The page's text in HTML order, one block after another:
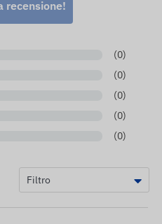
recensione!
(0)
(0)
(0)
(0)
(0)